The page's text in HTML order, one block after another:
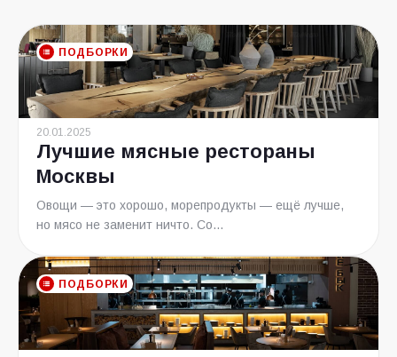
ПОДБОРКИ
20.01.2025
Лучшие мясные рестораны
Москвы
Овощи — это хорошо, морепродукты — ещё лучше,
но мясо не заменит ничто. Со...
ПОДБОРКИ